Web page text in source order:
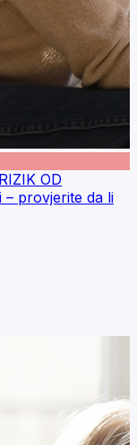
OD
– provjerite da li